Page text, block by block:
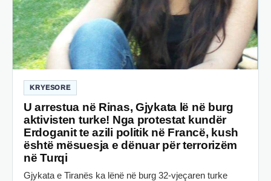
KRYESORE
U arrestua në Rinas, Gjykata lë në burg
aktivisten turke! Nga protestat kundër
Erdoganit te azili politik në Francë, kush
është mësuesja e dënuar për terrorizëm
në Turqi
Gjykata e Tiranës ka lënë në burg 32-vjeçaren turke